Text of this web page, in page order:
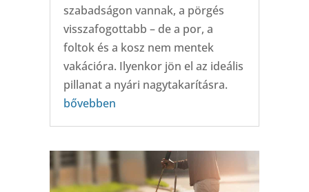
szabadságon vannak, a pörgés
visszafogottabb – de a por, a
foltok és a kosz nem mentek
vakációra. Ilyenkor jön el az ideális
pillanat a nyári nagytakarításra.
bővebben